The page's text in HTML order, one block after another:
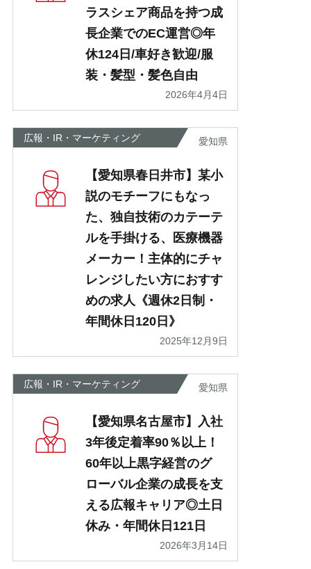
ラスシェア商品を持つ成
長企業でのEC運営◎年
休124日/車好き歓迎/服
装・髪型・髪色自由
2026年4月4日
広報・IR・マーケティング 愛知県
【愛知県春日井市】某小
説のモチーフにもなっ
た、独自技術のカテーテ
ルを手掛ける、医療機器
メーカー！主体的にチャ
レンジしたい方におすす
めの求人《週休2日制・
年間休日120日》
2025年12月9日
広報・IR・マーケティング 愛知県
【愛知県名古屋市】入社
3年後定着率90％以上！
60年以上黒字経営のグ
ローバル企業の成長を支
える広報キャリア◎土日
休み・年間休日121日
2026年3月14日